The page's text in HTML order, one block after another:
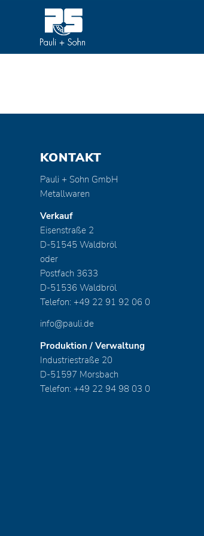
KONTAKT
Pauli + Sohn GmbH
Metallwaren
Verkauf
Eisenstraße 2
D-51545 Waldbröl
oder
Postfach 3633
D-51536 Waldbröl
Telefon: +49 22 91 92 06 0
info@pauli.de
Produktion / Verwaltung
Industriestraße 20
D-51597 Morsbach
Telefon: +49 22 94 98 03 0